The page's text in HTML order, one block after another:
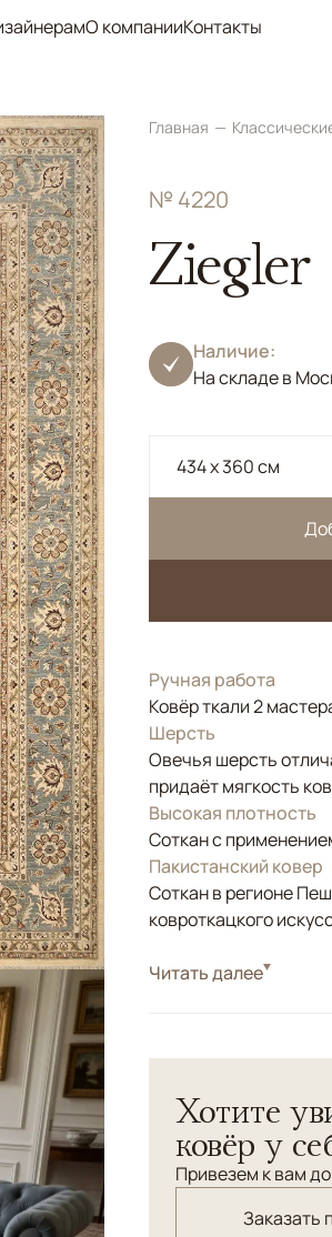
О компанииКонтакты
Главная
№ 4220
Ziegler
Наличие:
На складе в
434 x 360 см
Ручная работа
Ковёр ткали 2
Шерсть
Овечья шерсть
придаёт мягкость
Высокая плотность
Соткан с
Пакистанский ковер
Соткан в регионе
ковроткацкого
СтильКлассические
Читать далее
Хотите
ковёр у
Привезем к вам
Заказать